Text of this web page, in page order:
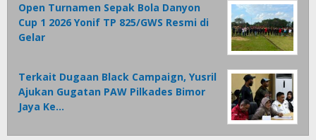
Open Turnamen Sepak Bola Danyon
Cup 1 2026 Yonif TP 825/GWS Resmi di
Gelar
Terkait Dugaan Black Campaign, Yusril
Ajukan Gugatan PAW Pilkades Bimor
Jaya Ke…